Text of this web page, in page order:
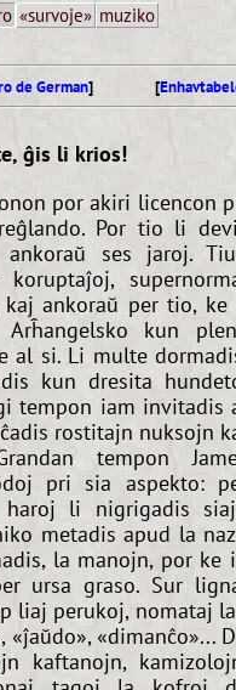
«survoje» muziko
de German] [
ĝis li krios!
por akiri licencon
Por tio li
ses jaroj.
kaj ankoraŭ per tio,
kun
al si. Li multe
kun dresita
tempon iam invitadis
rostitajn nuksojn
tempon
pri sia aspekto:
li nigrigadis
metadis apud la
la manojn, por ke
ursa graso. Sur
liaj perukoj, nomataj
«dimanĉo»...
kaftanojn,